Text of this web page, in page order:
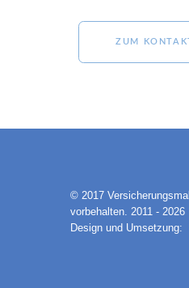
ZUM
© 2017
vorbehalten. 2011 - 2026
Design und Umsetzung: